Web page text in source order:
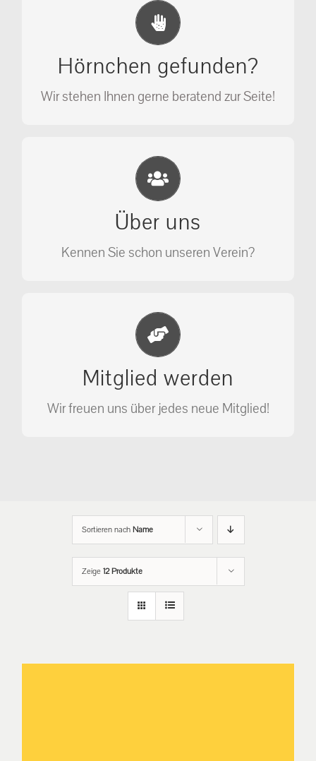
Hörnchen gefunden?
Wir stehen Ihnen gerne beratend zur Seite!
Erste Hilfe Maßnahmen
Ihr Anruf kann Leben retten!
Über uns
Kennen Sie schon unseren Verein?
Eichhörnchen Schutz e.V.
Wir sehen nicht weg, wir retten!
Mitglied werden
Wir freuen uns über jedes neue Mitglied!
Jetzt Mitglied werden
Unterstützen Sie unseren Verein als
Mitglied.
MITGLIED WERDEN
Sortieren nach Name
Zeige 12 Produkte